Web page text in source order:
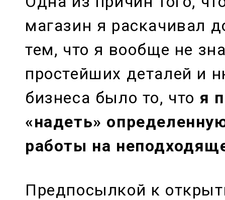
магазин я раскачивал
тем, что я вообще не
простейших деталей и
бизнеса было то, что я
«надеть»
работы на
Предпосылкой к